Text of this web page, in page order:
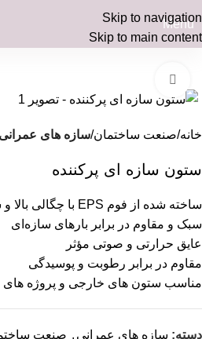
Skip to navigation
Skip to main content
Menu
خانه صنعت ساختمان سازه های عمرانی
ستون سازه ای پرکننده
ساخته شده از فوم EPS با چگالی بالا و سلول بسته
سبک و مقاوم در برابر بارهای سازه‌ای
عایق حرارتی و صوتی مؤثر
مقاوم در برابر رطوبت و پوسیدگی
مناسب ستون های خارجی و پروژه های
دسته: سازه های عمرانی , صنعت